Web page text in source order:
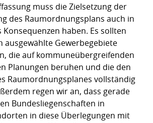
muss die Zielsetzung der
des Raumordnungsplans auch in
haben. Es sollten
ausgewählte Gewerbegebiete
die auf kommuneübergreifenden
Planungen beruhen und die den
Raumordnungsplanes vollständig
regen wir an, dass gerade
Bundesliegenschaften in
in diese Überlegungen mit